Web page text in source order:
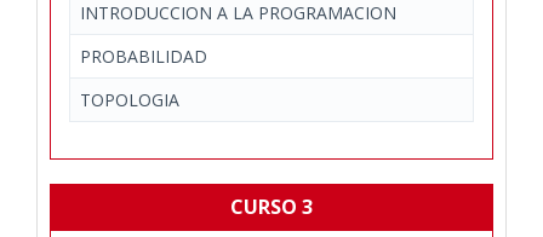
INTRODUCCION A LA PROGRAMACION
PROBABILIDAD
TOPOLOGIA
CURSO 3